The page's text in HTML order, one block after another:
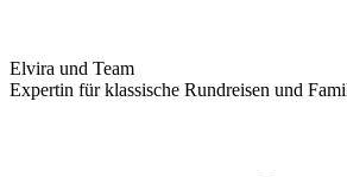
Elvira und Team
Expertin für klassische Rundreisen und